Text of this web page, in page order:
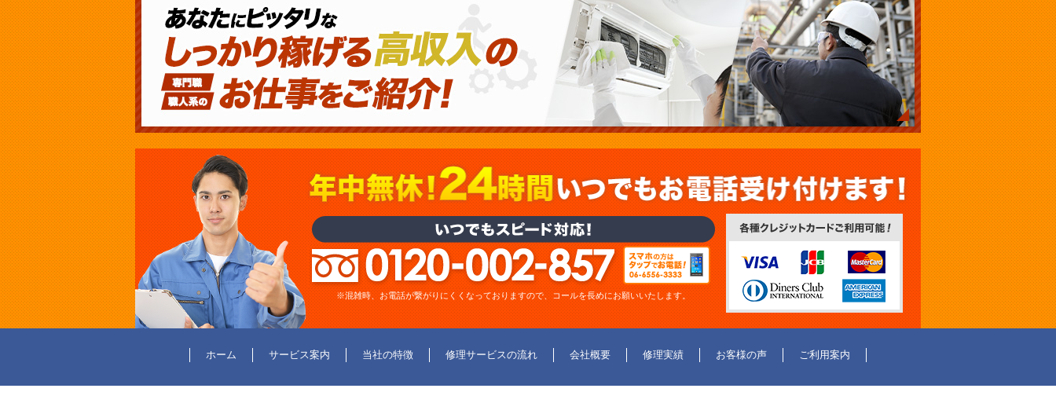
※混雑時、お電話が繋がりにくくなっておりますので、コールを長めにお願いいたします。
ホーム サービス案内 当社の特徴 修理サービスの流れ 会社概要 修理実績 お客様の声 ご利用案内